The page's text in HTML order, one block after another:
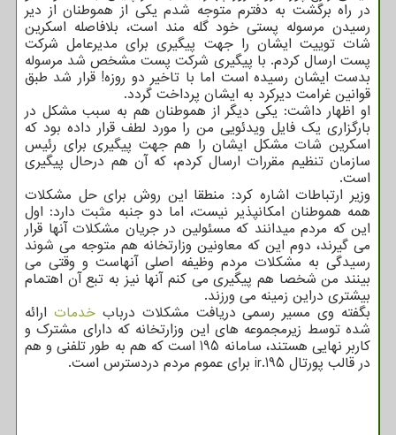
در راه برگشت به دفترم متوجه شدم یکی از هموطنان از دیر
رسیدن مرسوله پستی خود گله مند است، بلافاصله اسکرین
شات توییت ایشان را جهت پیگیری برای مدیرعامل شرکت
پست ارسال کردم. با پیگیری شرکت پست مشخص شد مرسوله
بدست ایشان رسیده است اما با تاخیر دو روزه! قرار شد طبق
قوانین غرامت دیرکرد به ایشان پرداخت گردد.
او اظهار داشت: یکی دیگر از هموطنان هم به سبب مشکل در
بارگزاری یک فایل ویدئویی من را مورد لطف قرار داده بود که
اسکرین شات مشکل ایشان را هم جهت پیگیری برای رئیس
سازمان تنظیم مقررات ارسال کردم، که آن هم درحال پیگیری
است.
وزیر ارتباطات اشاره کرد: منطقا این روش برای حل مشکلات
همه هموطنان امکانپذیر نیست، اما دو جنبه مثبت دارد: اول
این که مردم میدانند که مسئولین در جریان مشکلات آنها قرار
می گیرند، دوم این که معاونین وزارتخانه هم متوجه می شوند
رسیدگی به مشکلات مردم وظیفه اصلی آنهاست و وقتی می
بینند من شخصا هم پیگیری می کنم آنها نیز به تبع آن اهتمام
بیشتری دراین زمینه می ورزند.
بگفته وی مسیر رسمی دریافت مشکلات دربابخدمات ارائه
شده توسط زیرمجموعه های این وزارتخانه که دارای مشترک و
کاربر نهایی هستند، سامانه 195 است که هم به طور تلفنی و هم
در قالب پورتال 195.ir برای عموم مردم دردسترس است.